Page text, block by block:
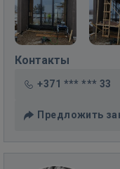
Контакты
+371 *** *** 33
Предложить